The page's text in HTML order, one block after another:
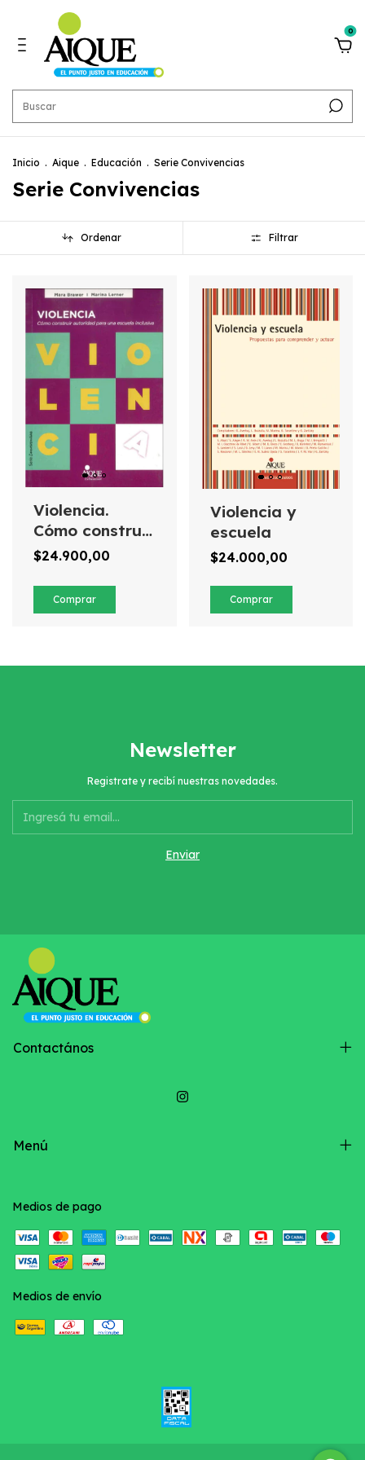
0
Inicio . Aique . Educación . Serie Convivencias
Serie Convivencias
Ordenar Filtrar
Violencia.
Cómo construir
autoridad
escuela
inclusiva
$24.900,00
Violencia y
escuela
$24.000,00
Newsletter
Registrate y recibí nuestras novedades.
Contactános
Menú
Medios de pago
Medios de envío